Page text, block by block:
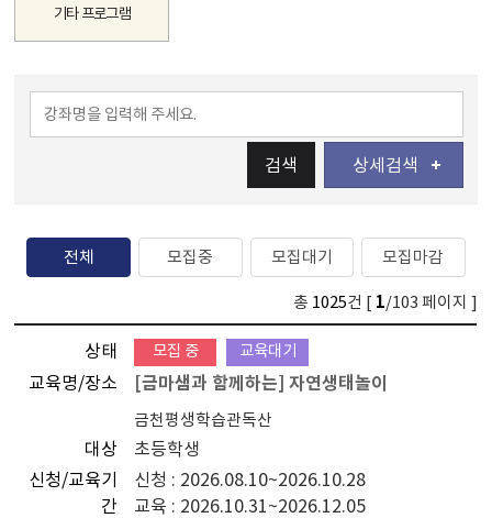
기타 프로그램
검색 상세검색
전체 모집중 모집대기 모집마감
총 1025건 [ 1/103 페이지 ]
상태 모집 중 교육대기
교육명/장소 [금마샘과 함께하는] 자연생태놀이
금천평생학습관독산
대상
초등학생
신청/교육기
간
신청 : 2026.08.10~2026.10.28
교육 : 2026.10.31~2026.12.05